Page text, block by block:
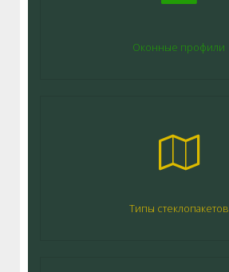
Оконные профили
Типы стеклопакетов